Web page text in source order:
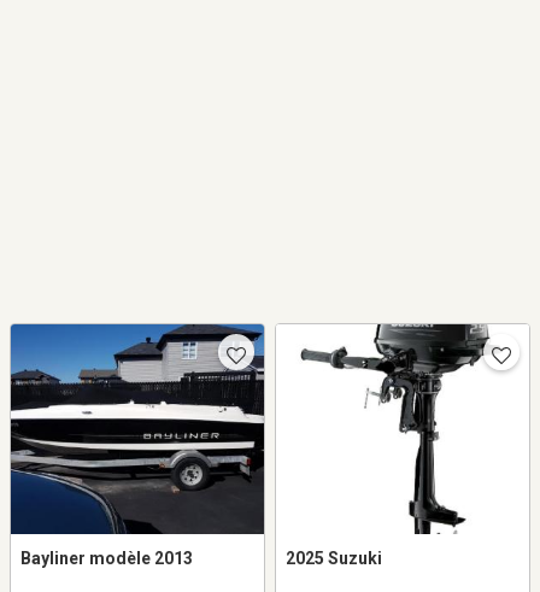
Bayliner modèle 2013 2025 Suzuki